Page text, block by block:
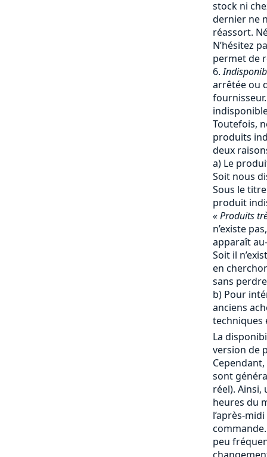
stock ni
dernier ne
réassort.
N’hésitez
permet de
arrêtée ou
Toutefois,
produits
deux
a) Le
Soit nous
Sous le
produit
« Produits
n’existe
apparaît
Soit il
en
sans
b) Pour
anciens
techniques
La
version de
sont
réel).
heures du
l’après-
peu